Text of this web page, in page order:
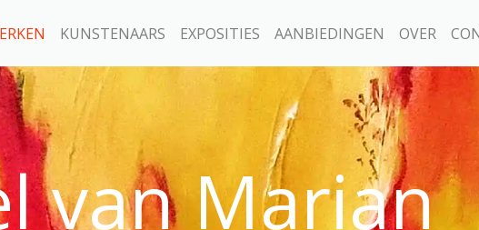
KUNSTENAARS EXPOSITIES AANBIEDINGEN OVER
van Marian